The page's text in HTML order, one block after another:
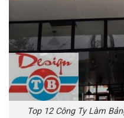
Top 12 Công Ty Làm